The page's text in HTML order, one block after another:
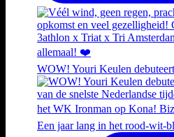
WOW! Youri Keulen
Een jaar lang in het rood-wit-